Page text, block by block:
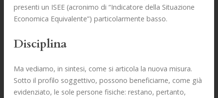
presenti un ISEE (acronimo di “Indicatore della Situazione
Economica Equivalente”) particolarmente basso.
Disciplina
Ma vediamo, in sintesi, come si articola la nuova misura.
Sotto il profilo soggettivo, possono beneficiarne, come già
evidenziato, le sole persone fisiche: restano, pertanto,